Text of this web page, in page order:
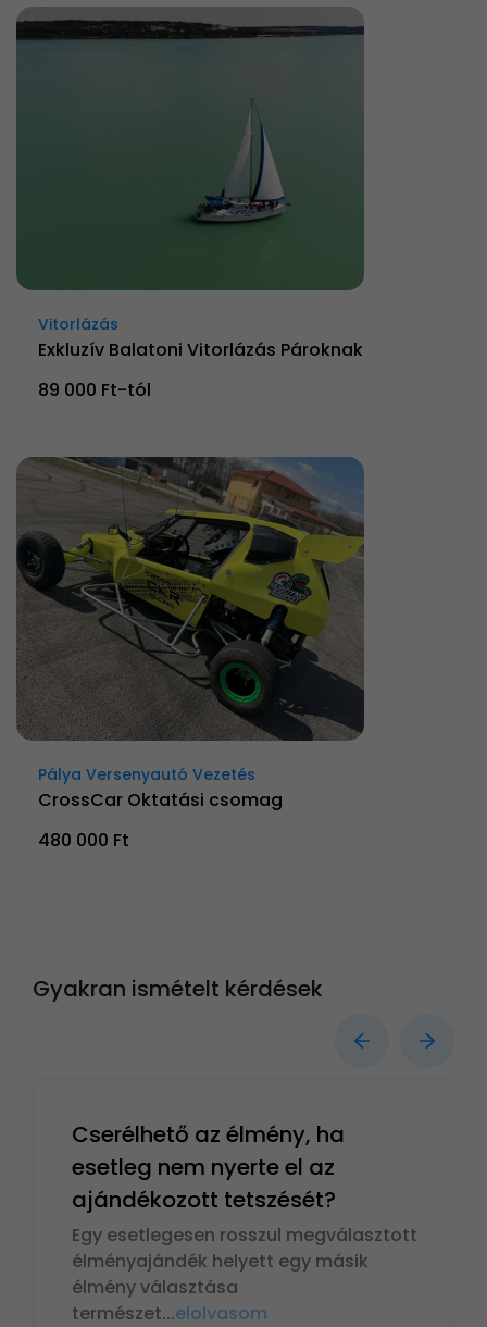
Vitorlázás
Exkluzív Balatoni Vitorlázás Pároknak
89 000 Ft-tól
Pálya Versenyautó Vezetés
CrossCar Oktatási csomag
480 000 Ft
Gyakran ismételt kérdések
Cserélhető az élmény, ha
esetleg nem nyerte el az
ajándékozott tetszését?
Egy esetlegesen rosszul megválasztott
élményajándék helyett egy másik
élmény választása
természet...elolvasom